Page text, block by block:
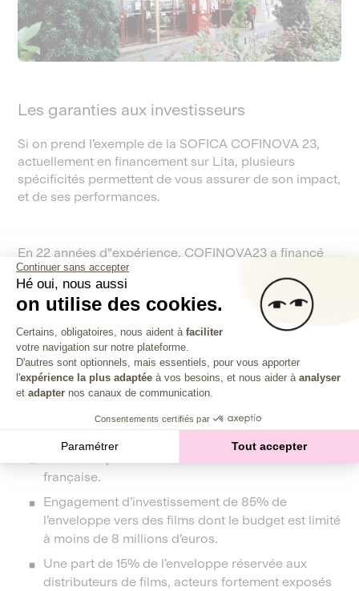
Les garanties aux investisseurs
Si on prend l’exemple de la SOFICA COFINOVA 23,
actuellement en financement sur Lita, plusieurs
spécificités permettent de vous assurer de son impact,
et de ses performances.
En 22 années d"expérience, COFINOVA23 a financé
plus de 600 projets et investi plus de 145 millions
d’euros, collectés auprès 5000 actionnaires
particuliers.COFINOVA23 a une définition stricte de
l'indépendance : aucune filiation avec un acteur à fort
pouvoir de marché. Elle se fixe aussi d'autres critères
d'impact :
Une part de 40% de l’enveloppe est fléchée vers
française.
Engagement d’investissement de 85% de
l’enveloppe vers des films dont le budget est limité
à moins de 8 millions d’euros.
Une part de 15% de l’enveloppe réservée aux
distributeurs de films, acteurs fortement exposés
Continuer sans accepter
Hé oui, nous aussi
on utilise des cookies.
Plateforme de Gestion du
Certains, obligatoires, nous aident à faciliter
votre navigation sur notre plateforme.
D'autres sont optionnels, mais essentiels, pour vous apporter
l'expérience la plus adaptée à vos besoins, et nous aider à analyser
et adapter nos canaux de communication.
Consentements certifiés par
Paramétrer Tout accepter
Axeptio consent